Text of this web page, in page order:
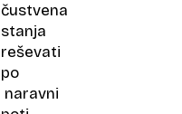
čustvena
stanja
reševati
po
naravni